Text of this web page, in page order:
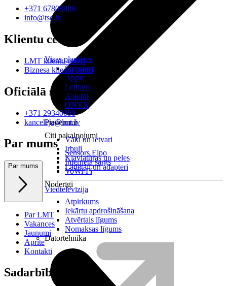
Citi pakalpojumi
Sensors Elpo
Interneta sargs
VoWi-Fi
Viedtelevīzija
Visas planšetes
Samsung
Apple
Lenovo
Xiaomi
ONYX
Piederumi
Vāki un ietvari
Irbuļi
Klaviatūras un peles
Lādētāji un adapteri
Noderīgi
Atpirkums
Iekārtu apdrošināšana
Atvērtais līgums
Nomaksas līgums
Datortehnika
+371 67808808
info@tsc.lv
Klientu centri
LMT klientu centri
Biznesa klientu centri
Oficiālā saziņa
+371 29340000
kanceleja@lmt.lv
Par mums
Par mums
Par LMT
Vakances
Jaunumi
Aprite
Kontakti
Sadarbība